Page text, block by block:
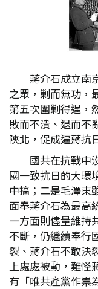
蔣介石成立南
之眾，剿而無功，
第五次圍剿得逞，
敗而不潰、退而不
陝北，促成逼蔣抗
國共在抗戰中
國一致抗日的大環
中搞；二是毛澤東
面奉蔣介石為最高
一方面則儘量維持
不斷，仍繼續奉行
裂、蔣介石不敢決
上處處被動，難怪
有「唯共產黨作祟